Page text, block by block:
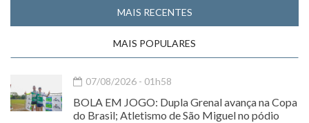
MAIS RECENTES
MAIS POPULARES
07/08/2026 - 01h58
BOLA EM JOGO: Dupla Grenal avança na Copa
do Brasil; Atletismo de São Miguel no pódio